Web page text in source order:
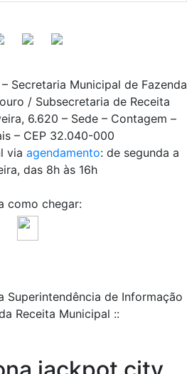
Secretaria Municipal de Fazenda
/ Subsecretaria de Receita
6.620 – Sede – Contagem –
– CEP 32.040-000
via agendamento: de segunda a
das 8h às 16h
como chegar:
Superintendência de Informação
Receita Municipal ::